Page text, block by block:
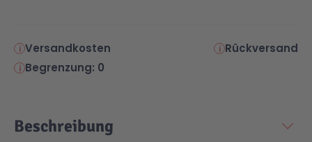
Versandkosten
Rückversand
Begrenzung: 0
Beschreibung